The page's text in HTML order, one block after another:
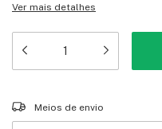
Ver mais detalhes
Entregas para o CEP:
Meios de envio